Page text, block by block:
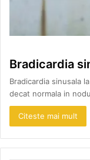
Bradicardia
Bradicardia sinusala
decat normala in
Citeste mai mult